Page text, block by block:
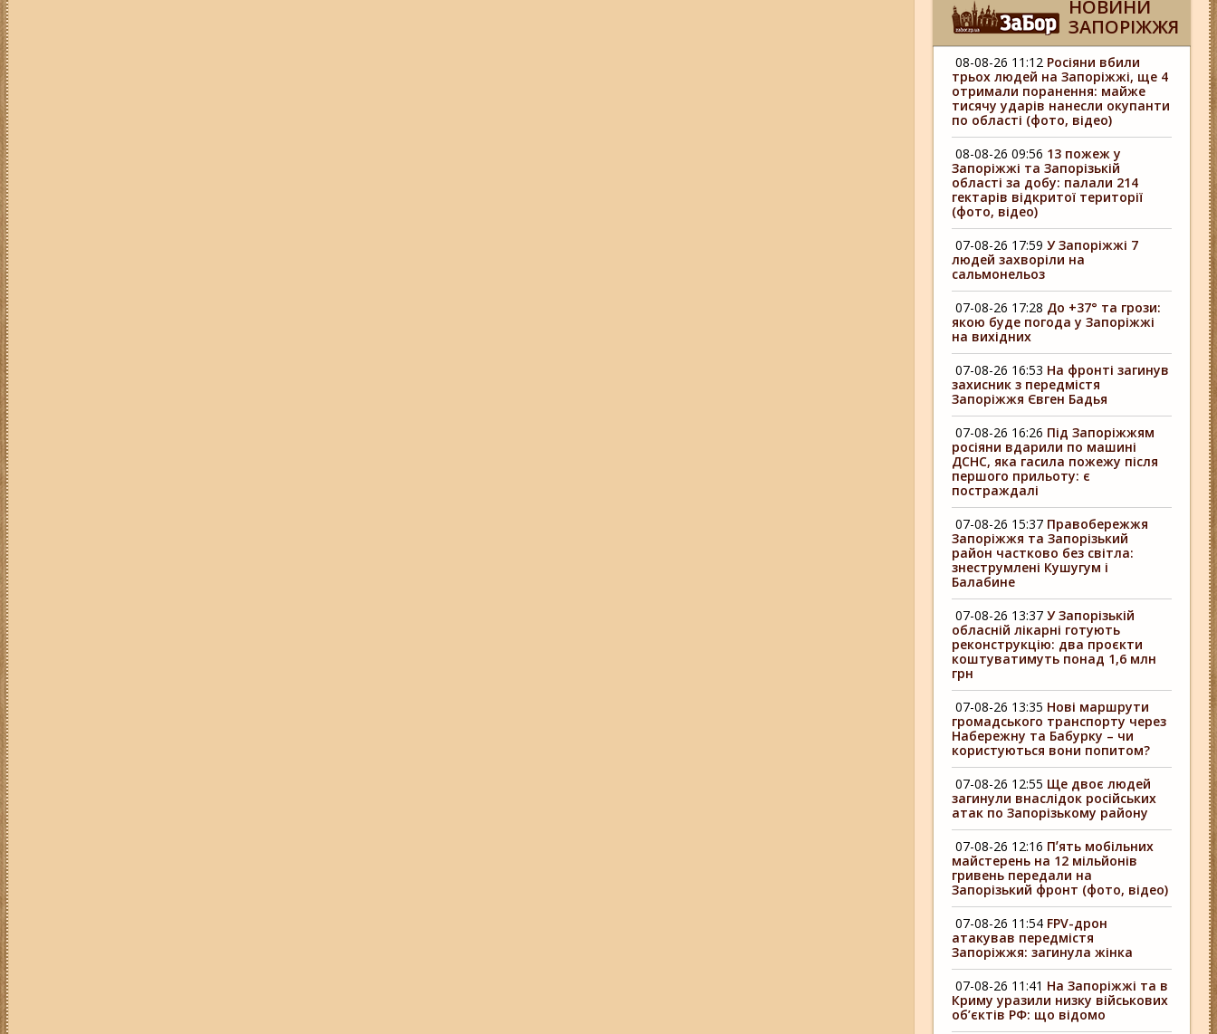
НОВИНИ
ЗАПОРІЖЖЯ
08-08-26 11:12 Росіяни вбили
трьох людей на Запоріжжі, ще 4
отримали поранення: майже
тисячу ударів нанесли окупанти
по області (фото, відео)
08-08-26 09:56 13 пожеж у
Запоріжжі та Запорізькій
області за добу: палали 214
гектарів відкритої території
(фото, відео)
07-08-26 17:59 У Запоріжжі 7
людей захворіли на
сальмонельоз
07-08-26 17:28 До +37° та грози:
якою буде погода у Запоріжжі
на вихідних
07-08-26 16:53 На фронті загинув
захисник з передмістя
Запоріжжя Євген Бадья
07-08-26 16:26 Під Запоріжжям
росіяни вдарили по машині
ДСНС, яка гасила пожежу після
першого прильоту: є
постраждалі
07-08-26 15:37 Правобережжя
Запоріжжя та Запорізький
район частково без світла:
знеструмлені Кушугум і
Балабине
07-08-26 13:37 У Запорізькій
обласній лікарні готують
реконструкцію: два проєкти
коштуватимуть понад 1,6 млн
грн
07-08-26 13:35 Нові маршрути
громадського транспорту через
Набережну та Бабурку – чи
користуються вони попитом?
07-08-26 12:55 Ще двоє людей
загинули внаслідок російських
атак по Запорізькому району
07-08-26 12:16 Пʼять мобільних
майстерень на 12 мільйонів
гривень передали на
Запорізький фронт (фото, відео)
07-08-26 11:54 FPV-дрон
атакував передмістя
Запоріжжя: загинула жінка
07-08-26 11:41 На Запоріжжі та в
Криму уразили низку військових
об’єктів РФ: що відомо